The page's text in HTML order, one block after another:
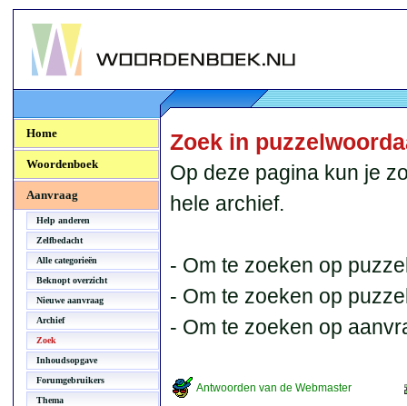
Woordenboek.NU
Home
Woordenboek
Aanvraag
Help anderen
Zelfbedacht
Alle categorieën
Beknopt overzicht
Nieuwe aanvraag
Archief
Zoek
Inhoudsopgave
Forumgebruikers
Thema
Zoek in
Op deze pagina kun je
hele archief.
- Om te zoeken op
- Om te zoeken op
- Om te zoeken op
Antwoorden van de Webmaster